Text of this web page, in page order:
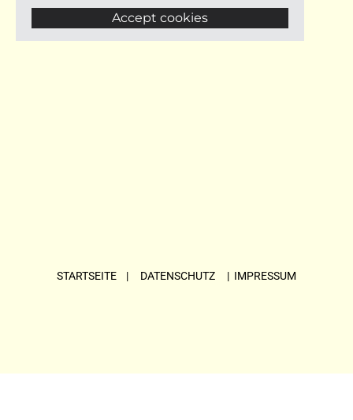
Accept cookies
STARTSEITE | DATENSCHUTZ | IMPRESSUM